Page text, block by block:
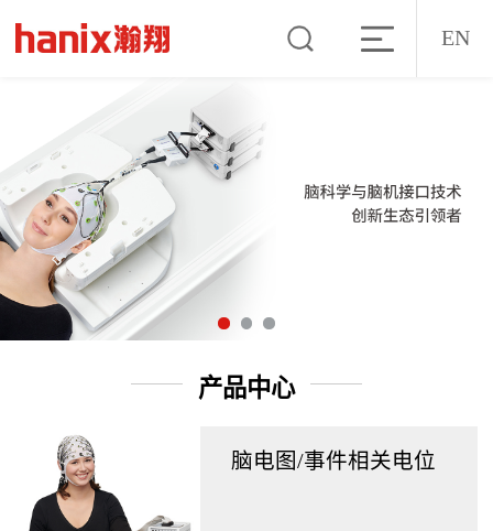
EN
产品中心
脑电图/事件相关电位